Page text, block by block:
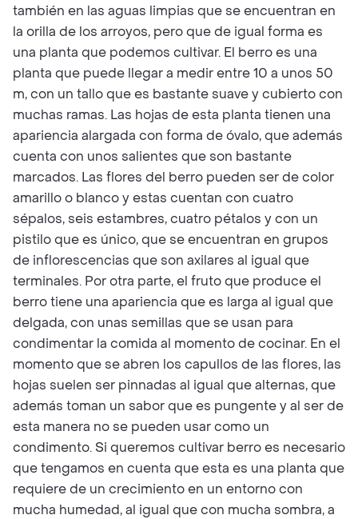
también en las aguas limpias que se encuentran en
la orilla de los arroyos, pero que de igual forma es
una planta que podemos cultivar. El berro es una
planta que puede llegar a medir entre 10 a unos 50
m, con un tallo que es bastante suave y cubierto con
muchas ramas. Las hojas de esta planta tienen una
apariencia alargada con forma de óvalo, que además
cuenta con unos salientes que son bastante
marcados. Las flores del berro pueden ser de color
amarillo o blanco y estas cuentan con cuatro
sépalos, seis estambres, cuatro pétalos y con un
pistilo que es único, que se encuentran en grupos
de inflorescencias que son axilares al igual que
terminales. Por otra parte, el fruto que produce el
berro tiene una apariencia que es larga al igual que
delgada, con unas semillas que se usan para
condimentar la comida al momento de cocinar. En el
momento que se abren los capullos de las flores, las
hojas suelen ser pinnadas al igual que alternas, que
además toman un sabor que es pungente y al ser de
esta manera no se pueden usar como un
condimento. Si queremos cultivar berro es necesario
que tengamos en cuenta que esta es una planta que
requiere de un crecimiento en un entorno con
mucha humedad, al igual que con mucha sombra, a